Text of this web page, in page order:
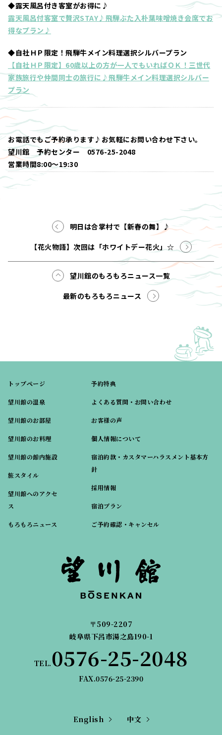
◆露天風呂付き客室がお得に♪
露天風呂付客室で贅沢STAY♪飛騨ぶた入朴葉味噌焼き会席でお
得なプラン♪
◆自社ＨＰ限定！飛騨牛メイン料理選択シルバープラン
【自社ＨＰ限定】60歳以上の方が一人でもいればＯＫ！三世代
家族旅行や仲間同士の旅行に♪飛騨牛メイン料理選択シルバー
プラン
お電話でもご予約承ります♪お気軽にお問い合わせ下さい。
望川館 予約センター 0576-25-2048
営業時間8:00～19:30
明日は合掌村で【新春の舞】♪
【花火物語】次回は「ホワイトデー花火」☆
望川館のもろもろニュース一覧
最新のもろもろニュース
トップページ
望川館の温泉
望川館のお部屋
望川館のお料理
望川館の館内施設
旅スタイル
望川館へのアクセ
ス
もろもろニュース
予約特典
よくある質問・お問い合わせ
お客様の声
個人情報について
宿泊約款・カスタマーハラスメント基本方
針
採用情報
宿泊プラン
ご予約確認・キャンセル
〒509-2207
岐阜県下呂市湯之島190-1
TEL.0576-25-2048
FAX.0576-25-2390
English 中文